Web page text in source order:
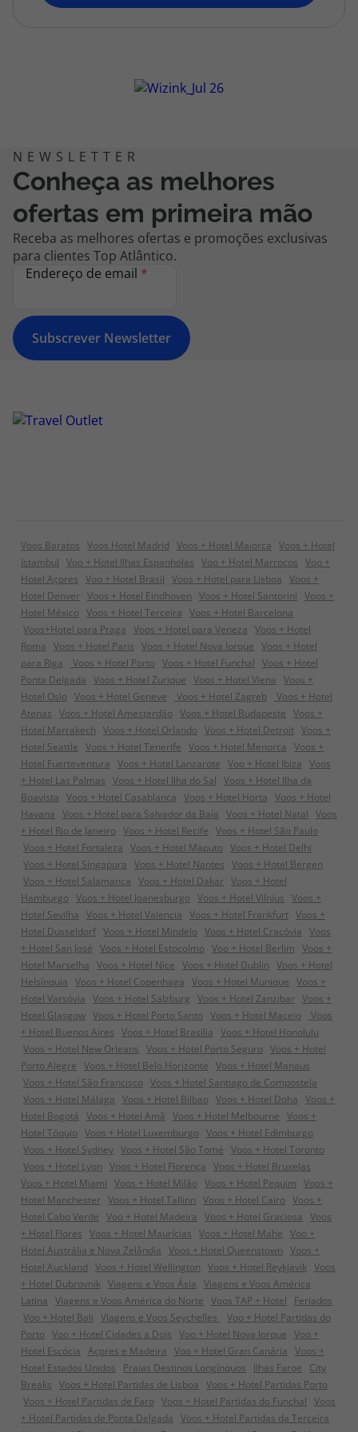
topatlantico@topatlantico.com
Conheça as melhores
ofertas em primeira mão
Receba as melhores ofertas e promoções exclusivas
para clientes Top Atlântico.
Endereço de email *
Subscrever Newsletter
Voos Baratos Voos Hotel Madrid Voos + Hotel Maiorca Voos + Hotel
Istambul Voo + Hotel Ilhas Espanholas Voo + Hotel Marrocos Voo +
Hotel Açores Voo + Hotel Brasil Voos + Hotel para Lisboa Voos +
Hotel Denver Voos + Hotel Eindhoven Voos + Hotel Santorini Voos +
Hotel México Voos + Hotel Terceira Voos + Hotel Barcelona
Voos+Hotel para Praga Voos + Hotel para Veneza Voos + Hotel
Roma Voos + Hotel Paris Voos + Hotel Nova Iorque Voos + Hotel
para Riga
Voos + Hotel Porto Voos + Hotel Funchal Voos + Hotel
Ponta Delgada Voos + Hotel Zurique Voos + Hotel Viena Voos +
Hotel Oslo Voos + Hotel Geneve Voos + Hotel Zagreb
Voos + Hotel
Atenas Voos + Hotel Amesterdão Voos + Hotel Budapeste Voos +
Hotel Marrakech Voos + Hotel Orlando Voos + Hotel Detroit Voos +
Hotel Seattle Voos + Hotel Tenerife Voos + Hotel Menorca Voos +
Hotel Fuerteventura Voos + Hotel Lanzarote Voo + Hotel Ibiza Voos
+ Hotel Las Palmas Voos + Hotel Ilha do Sal Voos + Hotel Ilha da
Boavista Voos + Hotel Casablanca Voos + Hotel Horta Voos + Hotel
Havana Voos + Hotel para Salvador da Baía Voos + Hotel Natal Voos
+ Hotel Rio de Janeiro Voos + Hotel Recife Voos + Hotel São Paulo
Voos + Hotel Fortaleza Voos + Hotel Maputo Voos + Hotel Delhi
Voos + Hotel Singapura Voos + Hotel Nantes Voos + Hotel Bergen
Voos + Hotel Salamanca Voos + Hotel Dakar Voos + Hotel
Hamburgo Voos + Hotel Joanesburgo Voos + Hotel Vilnius Voos +
Hotel Sevilha Voos + Hotel Valencia Voos + Hotel Frankfurt Voos +
Hotel Dusseldorf Voos + Hotel Mindelo Voos + Hotel Cracóvia Voos
+ Hotel San José Voos + Hotel Estocolmo Voo + Hotel Berlim Voos +
Hotel Marselha Voos + Hotel Nice Voos + Hotel Dublin Voos + Hotel
Helsínquia Voos + Hotel Copenhaga Voos + Hotel Munique Voos +
Hotel Varsóvia Voos + Hotel Salzburg Voos + Hotel Zanzibar Voos +
Hotel Glasgow Voos + Hotel Porto Santo Voos + Hotel Maceio
Voos
+ Hotel Buenos Aires Voos + Hotel Brasília Voos + Hotel Honolulu
Voos + Hotel New Orleans Voos + Hotel Porto Seguro Voos + Hotel
Porto Alegre Voos + Hotel Belo Horizonte Voos + Hotel Manaus
Voos + Hotel São Francisco Voos + Hotel Santiago de Compostela
Voos + Hotel Málaga Voos + Hotel Bilbao Voos + Hotel Doha Voos +
Hotel Bogotá Voos + Hotel Amã Voos + Hotel Melbourne Voos +
Hotel Tóquio Voos + Hotel Luxemburgo Voos + Hotel Edimburgo
Voos + Hotel Sydney Voos + Hotel São Tomé Voos + Hotel Toronto
Voos + Hotel Lyon Voos + Hotel Florença Voos + Hotel Bruxelas
Voos + Hotel Miami Voos + Hotel Milão Voos + Hotel Pequim Voos +
Hotel Manchester Voos + Hotel Tallinn Voos + Hotel Cairo Voos +
Hotel Cabo Verde Voo + Hotel Madeira Voos + Hotel Graciosa Voos
+ Hotel Flores Voos + Hotel Maurícias Voos + Hotel Mahe Voo +
Hotel Austrália e Nova Zelândia Voos + Hotel Queenstown Voos +
Hotel Auckland Voos + Hotel Wellington Voos + Hotel Reykjavik Voos
+ Hotel Dubrovnik Viagens e Voos Ásia Viagens e Voos América
Latina Viagens e Voos América do Norte Voos TAP + Hotel
Feriados
Voo + Hotel Bali Viagens e Voos Seychelles
Voo + Hotel Partidas do
Porto Voo + Hotel Cidades a Dois Voo + Hotel Nova Iorque Voo +
Hotel Escócia Açores e Madeira Voo + Hotel Gran Canária Voos +
Hotel Estados Unidos
Praias Destinos Longínquos Ilhas Faroe
City
Breaks Voos + Hotel Partidas de Lisboa Voos + Hotel Partidas Porto
Voos + Hotel Partidas de Faro Voos + Hotel Partidas do Funchal Voos
+ Hotel Partidas de Ponta Delgada Voos + Hotel Partidas da Terceira